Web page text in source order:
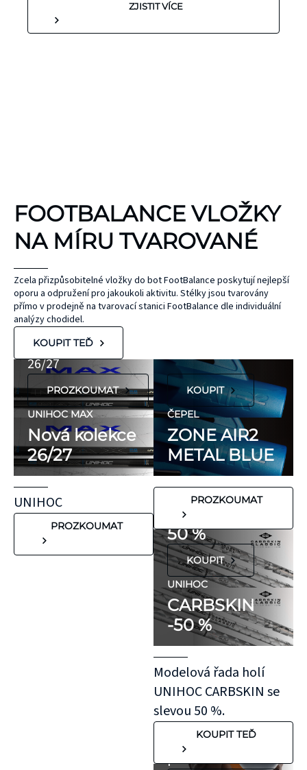
ZJISTIT VÍCE
FOOTBALANCE VLOŽKY
NA MÍRU TVAROVANÉ
Zcela přizpůsobitelné vložky do bot FootBalance poskytují nejlepší
oporu a odpružení pro jakoukoli aktivitu. Stélky jsou tvarovány
přímo v prodejně na tvarovací stanici FootBalance dle individuální
analýzy chodidel.
KOUPIT TEĎ
UNIHOC
MAX
Nová kolekce
26/27
PROZKOUMAT
UNIHOC MAX
Nová kolekce
26/27
UNIHOC
PROZKOUMAT
ČEPEL
ZONE
KOUPIT
ČEPEL
ZONE AIR2
METAL BLUE
PROZKOUMAT
FLORBALOVÉ HOLE
UNIHOC
CARBSKIN
SE SLEVOU
50 %
KOUPIT
UNIHOC
CARBSKIN
-50 %
Modelová řada holí
UNIHOC CARBSKIN se
slevou 50 %.
KOUPIT TEĎ
KINEZIOLOGICKÉ
TEJPY
KT TAPE
bez latexu a
přírodního
hypoalergenní,
neobsahují latex
ani přírodní
kaučuk. Obsahují
minimum
potenciálně
nežádoucích látek,
které mohou
vyvolat alergické
reakce. Pokud ale
víte, že máte velmi
citlivou pokožku,
doporučujeme
otestovat malý
kousek KT pásky
aplikovaný bez
roztažení nejprve
na oblast se
"silnější"
pokožkou, jako je
koleno, nebo
předloktí.